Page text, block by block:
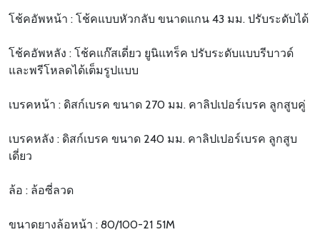
โช้คอัพหน้า : โช้คแบบหัวกลับ ขนาดแกน 43 มม. ปรับระดับได้
โช้คอัพหลัง : โช้คแก๊สเดี่ยว ยูนิแทร็ค ปรับระดับแบบรีบาวด์
และพรีโหลดได้เต็มรูปแบบ
เบรคหน้า : ดิสก์เบรค ขนาด 270 มม. คาลิปเปอร์เบรค ลูกสูบคู่
เบรคหลัง : ดิสก์เบรค ขนาด 240 มม. คาลิปเปอร์เบรค ลูกสูบ
เดี่ยว
ล้อ : ล้อซี่ลวด
ขนาดยางล้อหน้า : 80/100-21 51M